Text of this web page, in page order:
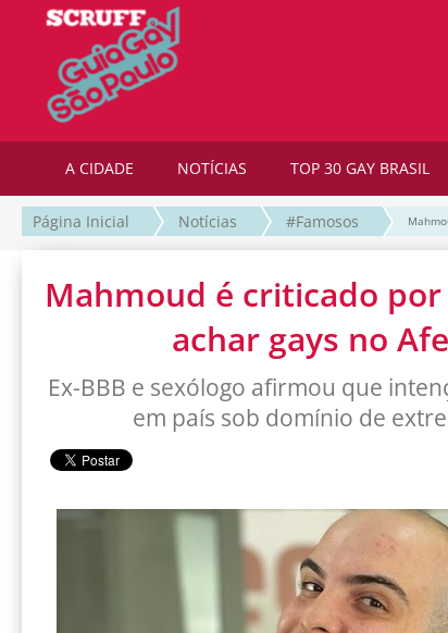
A CIDADE NOTÍCIAS TOP 30 GAY BRASIL
Página Inicial Notícias #Famosos
Mahmoud é criticado
achar gays no
Ex-BBB e sexólogo afirmou que
em país sob domínio de